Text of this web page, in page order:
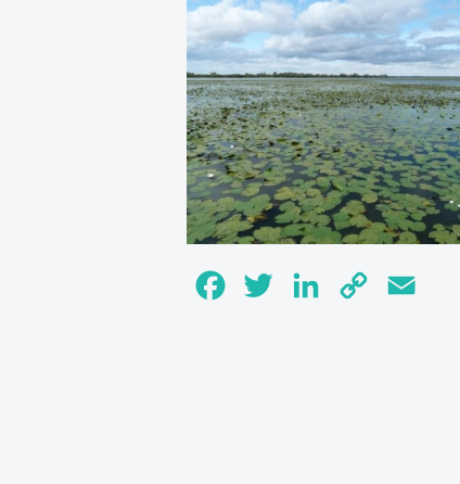
FacebookTwitter LinkedInCopy